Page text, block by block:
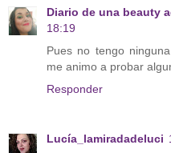
Diario de una beauty
18:19
Pues no tengo
me animo a probar
Responder
Lucía_lamiradadeluci